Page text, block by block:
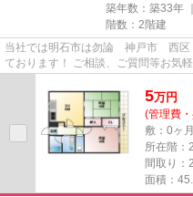
築年数：築33年
階数：2階建
当社では明石市は勿論 神戸市 西区
ております！ ご相談、ご質問等お気
5万円
(管理費
敷：0ヶ
所在階：
間取り：
面積：